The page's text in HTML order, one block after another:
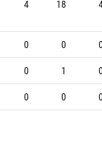
4 18
0 0
0 1
0 0